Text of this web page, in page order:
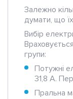
Залежно
думати, що
Вибір
групи:
Потужні
31,8 А.
Пральна